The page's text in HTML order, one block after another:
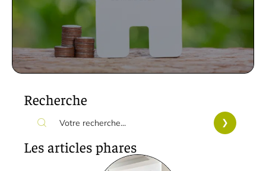
Recherche
Les articles phares